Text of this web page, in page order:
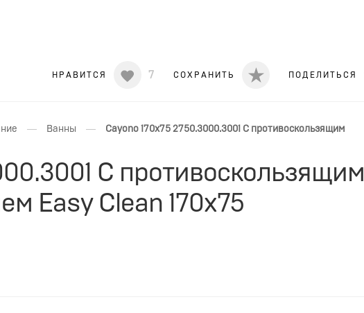
ПОДЕЛИТЬСЯ
СОХРАНИТЬ
7
НРАВИТСЯ
— Ванны —
Cayono 170x75 2750.3000.3001 С противоскользящим
С противоскользящим
Easy Clean 170x75